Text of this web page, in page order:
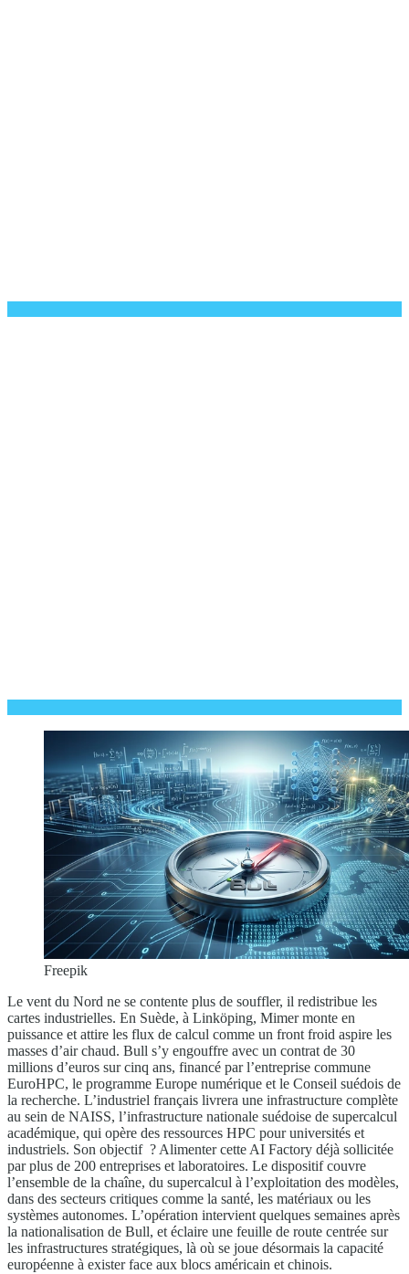
Freepik
Le vent du Nord ne se contente plus de souffler, il redistribue les
cartes industrielles. En Suède, à Linköping, Mimer monte en
puissance et attire les flux de calcul comme un front froid aspire les
masses d’air chaud. Bull s’y engouffre avec un contrat de 30
millions d’euros sur cinq ans, financé par l’entreprise commune
EuroHPC, le programme Europe numérique et le Conseil suédois de
la recherche. L’industriel français livrera une infrastructure complète
au sein de NAISS, l’infrastructure nationale suédoise de supercalcul
académique, qui opère des ressources HPC pour universités et
industriels. Son objectif ? Alimenter cette AI Factory déjà sollicitée
par plus de 200 entreprises et laboratoires. Le dispositif couvre
l’ensemble de la chaîne, du supercalcul à l’exploitation des modèles,
dans des secteurs critiques comme la santé, les matériaux ou les
systèmes autonomes. L’opération intervient quelques semaines après
la nationalisation de Bull, et éclaire une feuille de route centrée sur
les infrastructures stratégiques, là où se joue désormais la capacité
européenne à exister face aux blocs américain et chinois.